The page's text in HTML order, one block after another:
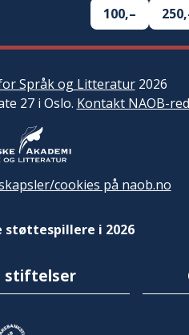
100,–
Språk og Litteratur2026
27 i Oslo. Kontakt NAOB-
cookies på naob.no
støttespillere i 2026
stiftelser